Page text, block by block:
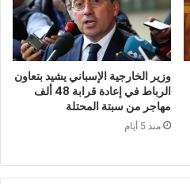
وزير الخارجية الإسباني يشيد بتعاون
الرباط في إعادة قرابة 48 ألف
مهاجر من سبتة المحتلة
منذ 5 أيام